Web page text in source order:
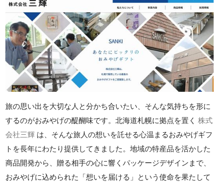
旅の思い出を大切な人と分かち合いたい、そんな気持ちを形に
するのがおみやげの醍醐味です。北海道札幌に拠点を置く株式
会社三輝 は、そんな旅人の想いを託せる心温まるおみやげギフ
トを長年にわたり提供してきました。地域の特産品を活かした
商品開発から、贈る相手の心に響くパッケージデザインまで、
おみやげに込められた「想いを届ける」という使命を果たして